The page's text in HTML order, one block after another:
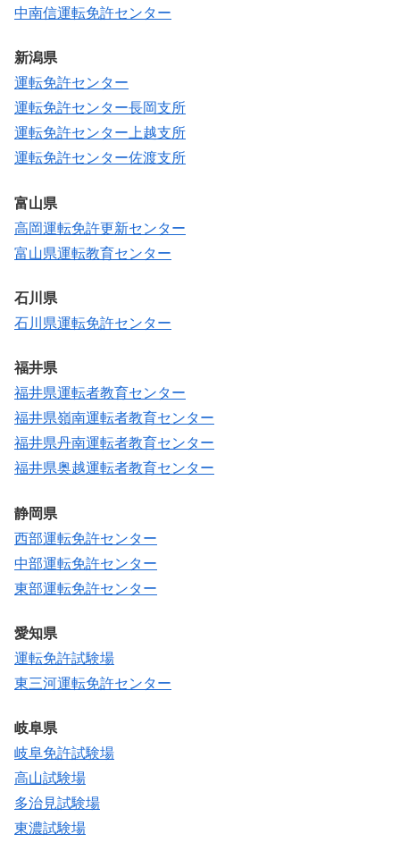
中南信運転免許センター
新潟県
運転免許センター
運転免許センター長岡支所
運転免許センター上越支所
運転免許センター佐渡支所
富山県
高岡運転免許更新センター
富山県運転教育センター
石川県
石川県運転免許センター
福井県
福井県運転者教育センター
福井県嶺南運転者教育センター
福井県丹南運転者教育センター
福井県奥越運転者教育センター
静岡県
西部運転免許センター
中部運転免許センター
東部運転免許センター
愛知県
運転免許試験場
東三河運転免許センター
岐阜県
岐阜免許試験場
高山試験場
多治見試験場
東濃試験場